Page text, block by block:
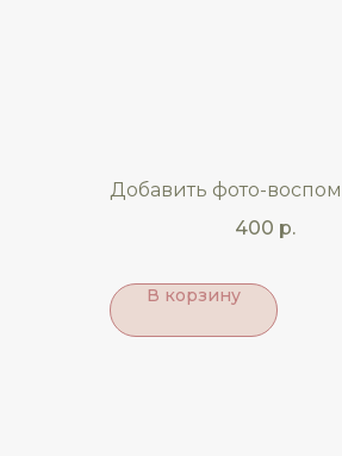
Добавить фото-
400 р.
В корзину